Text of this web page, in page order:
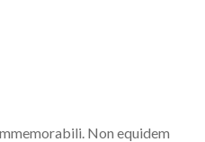
Non equidem